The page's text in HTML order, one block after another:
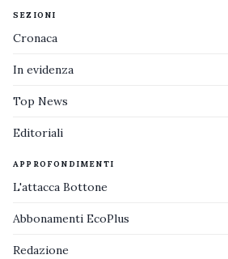
SEZIONI
Cronaca
In evidenza
Top News
Editoriali
APPROFONDIMENTI
L'attacca Bottone
Abbonamenti EcoPlus
Redazione